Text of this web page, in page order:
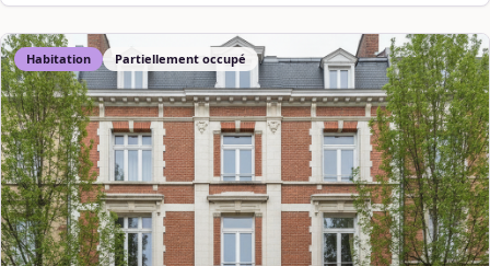
Habitation Partiellement occupé